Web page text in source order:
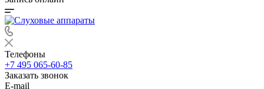
Телефоны
+7 495 065-60-85
Заказать звонок
E-mail